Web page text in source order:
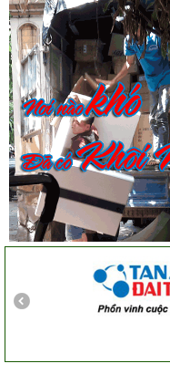
Công ty Khôi
gói rất cẩn thận. Cô
Khảo sát nhanh,
công ty ngày càng